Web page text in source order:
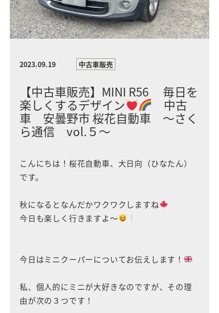
2023.09.19 中古車販売
【中古車販売】MINI R56 毎日を
楽しくするデザイン 中古
車 安曇野市 桜花自動車 〜さく
ら通信 vol.５〜
こんにちは！桜花自動車、大日向（ひなたん）
です。
秋になるとなんだかワクワクしますね
今日も楽しく行きますよ〜
今日はミニクーパーについてお伝えします！
私、個人的にミニが大好きなのですが、その理
由が次の３つです！